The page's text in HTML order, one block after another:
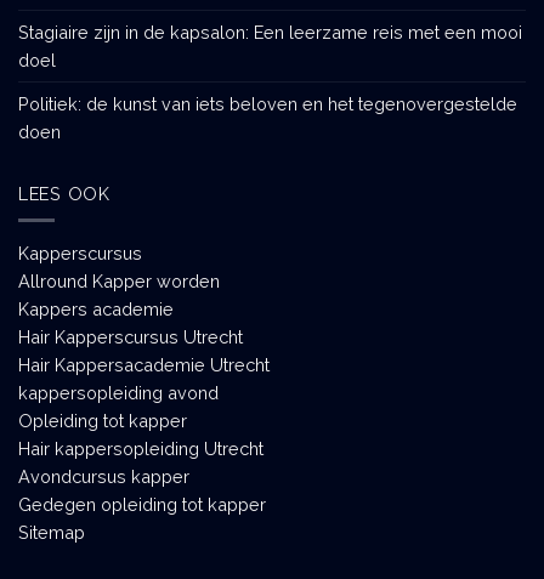
Stagiaire zijn in de kapsalon: Een leerzame reis met een mooi
doel
Politiek: de kunst van iets beloven en het tegenovergestelde
doen
LEES OOK
Kapperscursus
Allround Kapper worden
Kappers academie
Hair Kapperscursus Utrecht
Hair Kappersacademie Utrecht
kappersopleiding avond
Opleiding tot kapper
Hair kappersopleiding Utrecht
Avondcursus kapper
Gedegen opleiding tot kapper
Sitemap